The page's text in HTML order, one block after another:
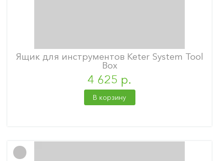
Ящик для инструментов Keter System Tool
Box
4 625 р.
В корзину